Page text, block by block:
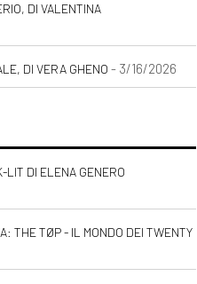
DI VALENTINA
DI VERA GHENO - 3/16/2026
LIT DI ELENA GENERO
THE TØP - IL MONDO DEI TWENTY